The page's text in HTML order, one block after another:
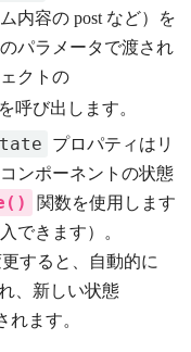
内容の post など）を
パラメータで渡され
クトの
呼び出します。
プロパティはリ
ンポーネントの状態
関数を使用します
できます）。
すると、自動的に
、新しい状態
ます。